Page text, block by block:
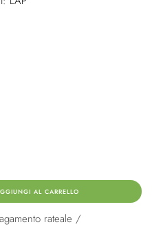
AL CARRELLO
rateale /